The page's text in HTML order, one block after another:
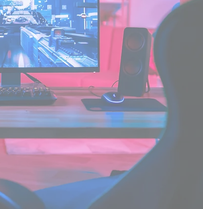
Nirsoft Occupation disque
Sécurité Services en ligne